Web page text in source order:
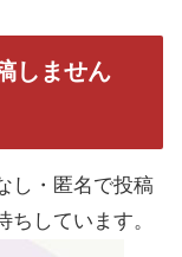
しません
し・匿名で投稿
しています。